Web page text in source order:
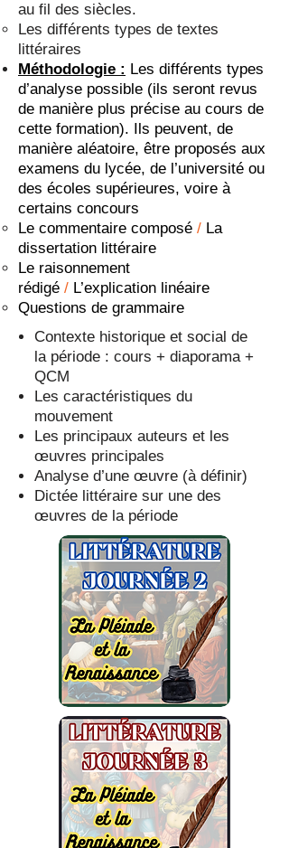
au fil des siècles.
Les différents types de textes
littéraires
Méthodologie : Les différents types
d’analyse possible (ils seront revus
de manière plus précise au cours de
cette formation). Ils peuvent, de
manière aléatoire, être proposés aux
examens du lycée, de l’université ou
des écoles supérieures, voire à
certains concours
Le commentaire composé / La
dissertation littéraire
Le raisonnement
rédigé / L’explication linéaire
Questions de grammaire
Contexte historique et social de
la période : cours + diaporama +
QCM
Les caractéristiques du
mouvement
Les principaux auteurs et les
œuvres principales
Analyse d’une œuvre (à définir)
Dictée littéraire sur une des
œuvres de la période